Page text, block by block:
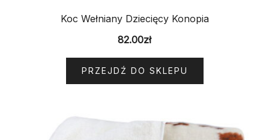
Koc Wełniany Dziecięcy Konopia
82.00zł
PRZEJDŹ DO SKLEPU